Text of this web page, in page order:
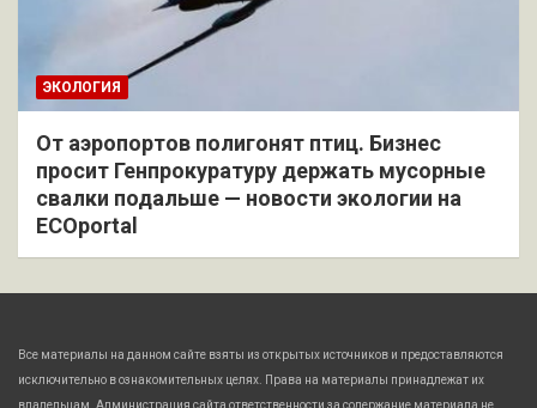
ЭКОЛОГИЯ
От аэропортов полигонят птиц. Бизнес
просит Генпрокуратуру держать мусорные
свалки подальше — новости экологии на
ECOportal
Все материалы на данном сайте взяты из открытых источников и предоставляются
исключительно в ознакомительных целях. Права на материалы принадлежат их